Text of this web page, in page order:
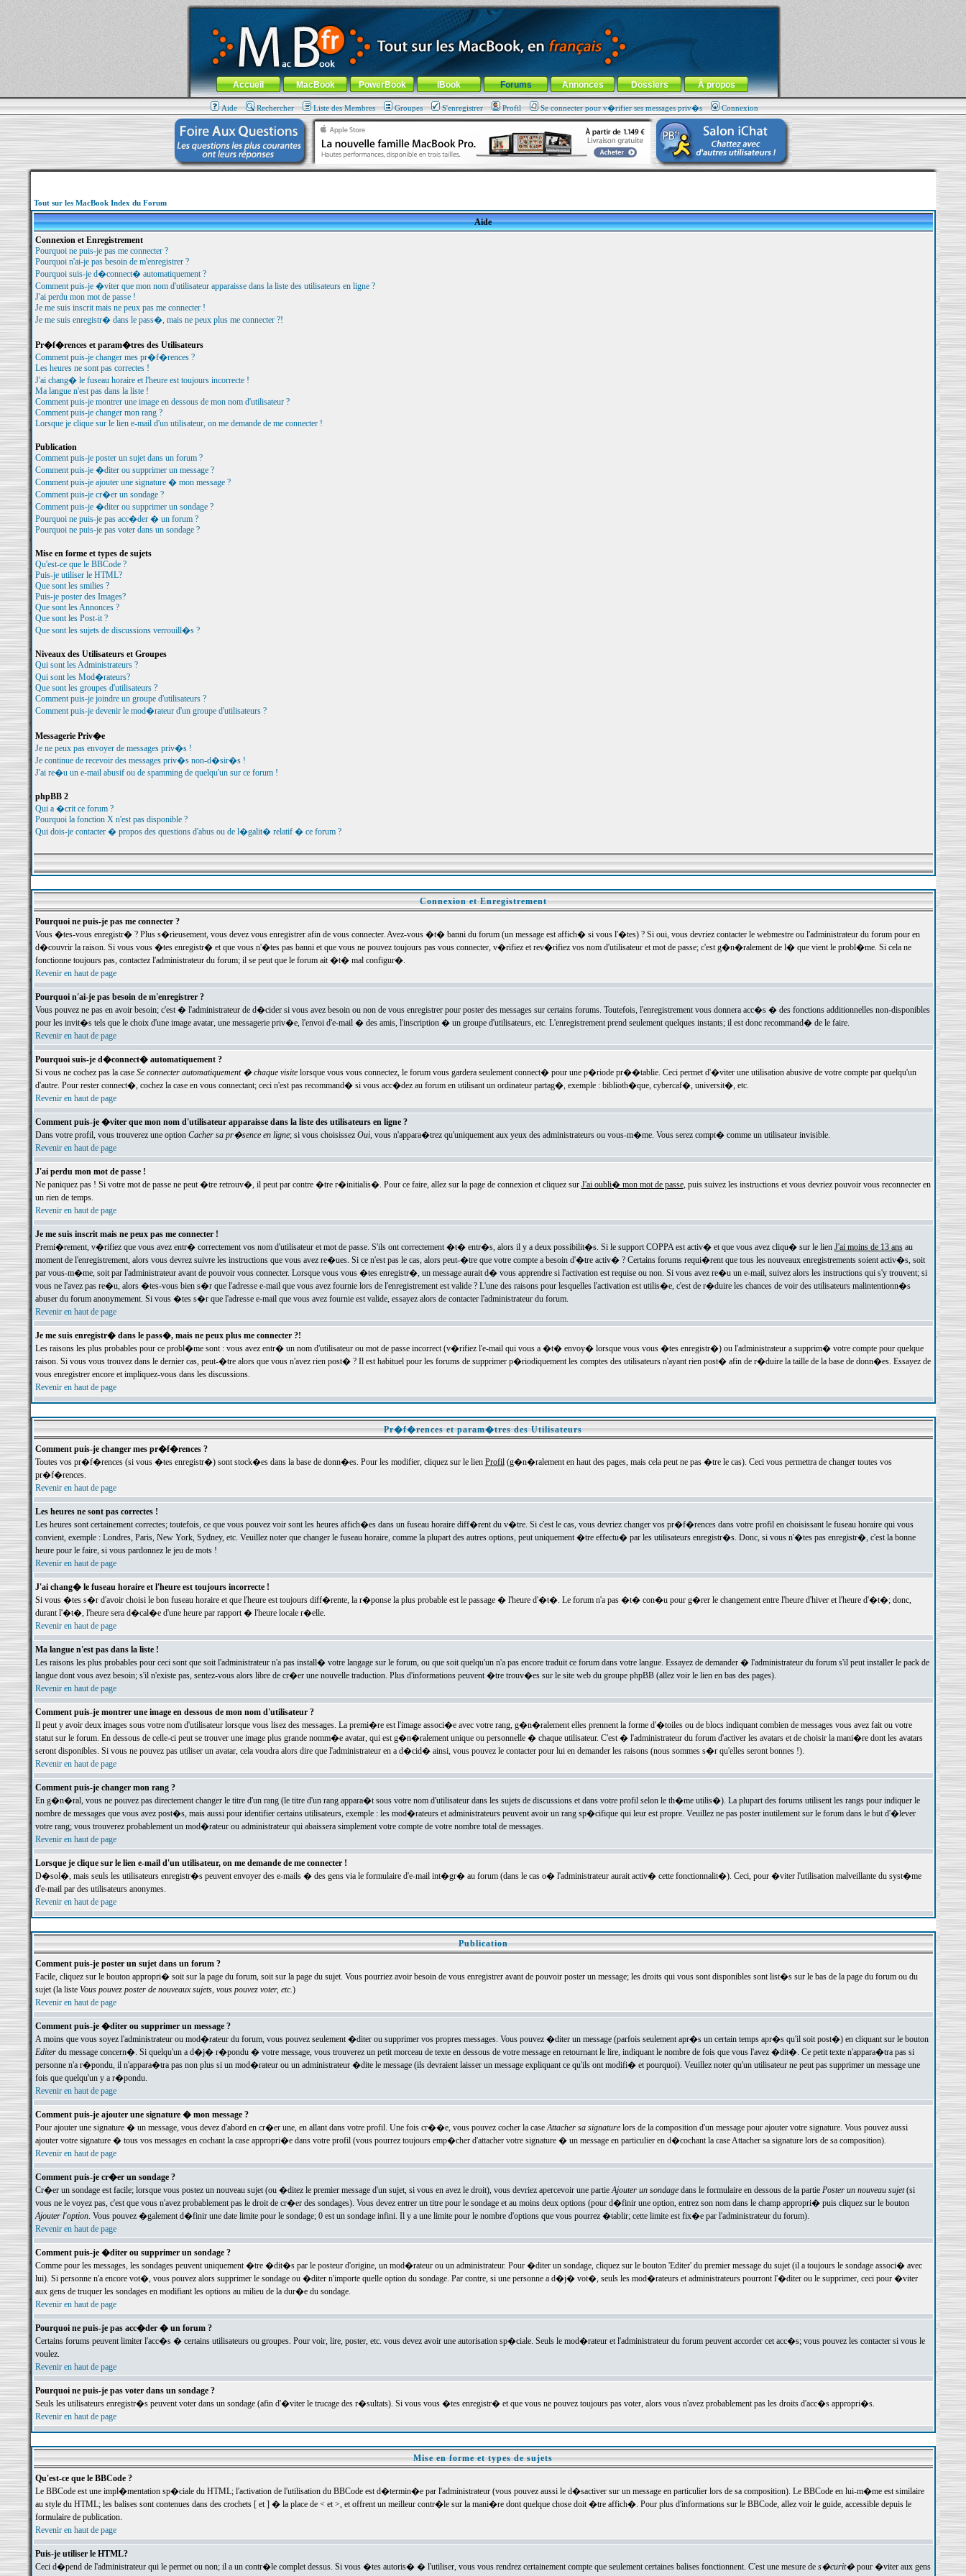
MacBook-fr.com : 100% Apple... 100% nomade !
Aller au contenu-Aller au menu général-Aller au menu de la rubrique
Menu général
Accueil MacBook PowerBook iBook Forums Annonces Dossiers À propos
Aide Rechercher Liste des Membres Groupes S'enregistrer Profil Se connecter pour v�rifier ses messages priv�s Connexion
Tout sur les MacBook Index du Forum
Aide
Connexion et Enregistrement
Pourquoi ne puis-je pas me connecter ?
Pourquoi n'ai-je pas besoin de m'enregistrer ?
Pourquoi suis-je d�connect� automatiquement ?
Comment puis-je �viter que mon nom d'utilisateur apparaisse dans la liste des utilisateurs en ligne ?
J'ai perdu mon mot de passe !
Je me suis inscrit mais ne peux pas me connecter !
Je me suis enregistr� dans le pass�, mais ne peux plus me connecter ?!
Pr�f�rences et param�tres des Utilisateurs
Comment puis-je changer mes pr�f�rences ?
Les heures ne sont pas correctes !
J'ai chang� le fuseau horaire et l'heure est toujours incorrecte !
Ma langue n'est pas dans la liste !
Comment puis-je montrer une image en dessous de mon nom d'utilisateur ?
Comment puis-je changer mon rang ?
Lorsque je clique sur le lien e-mail d'un utilisateur, on me demande de me connecter !
Publication
Comment puis-je poster un sujet dans un forum ?
Comment puis-je �diter ou supprimer un message ?
Comment puis-je ajouter une signature � mon message ?
Comment puis-je cr�er un sondage ?
Comment puis-je �diter ou supprimer un sondage ?
Pourquoi ne puis-je pas acc�der � un forum ?
Pourquoi ne puis-je pas voter dans un sondage ?
Mise en forme et types de sujets
Qu'est-ce que le BBCode ?
Puis-je utiliser le HTML?
Que sont les smilies ?
Puis-je poster des Images?
Que sont les Annonces ?
Que sont les Post-it ?
Que sont les sujets de discussions verrouill�s ?
Niveaux des Utilisateurs et Groupes
Qui sont les Administrateurs ?
Qui sont les Mod�rateurs?
Que sont les groupes d'utilisateurs ?
Comment puis-je joindre un groupe d'utilisateurs ?
Comment puis-je devenir le mod�rateur d'un groupe d'utilisateurs ?
Messagerie Priv�e
Je ne peux pas envoyer de messages priv�s !
Je continue de recevoir des messages priv�s non-d�sir�s !
J'ai re�u un e-mail abusif ou de spamming de quelqu'un sur ce forum !
phpBB 2
Qui a �crit ce forum ?
Pourquoi la fonction X n'est pas disponible ?
Qui dois-je contacter � propos des questions d'abus ou de l�galit� relatif � ce forum ?
Connexion et Enregistrement
Pourquoi ne puis-je pas me connecter ?
Vous �tes-vous enregistr� ? Plus s�rieusement, vous devez vous enregistrer afin de vous connecter. Avez-vous �t� banni du forum (un message est affich� si vous l'�tes) ? Si oui, vous devriez contacter le webmestre ou l'administrateur du forum pour en
d�couvrir la raison. Si vous vous �tes enregistr� et que vous n'�tes pas banni et que vous ne pouvez toujours pas vous connecter, v�rifiez et rev�rifiez vos nom d'utilisateur et mot de passe; c'est g�n�ralement de l� que vient le probl�me. Si cela ne
fonctionne toujours pas, contactez l'administrateur du forum; il se peut que le forum ait �t� mal configur�.
Revenir en haut de page
Pourquoi n'ai-je pas besoin de m'enregistrer ?
Vous pouvez ne pas en avoir besoin; c'est � l'administrateur de d�cider si vous avez besoin ou non de vous enregistrer pour poster des messages sur certains forums. Toutefois, l'enregistrement vous donnera acc�s � des fonctions additionnelles non-disponibles
pour les invit�s tels que le choix d'une image avatar, une messagerie priv�e, l'envoi d'e-mail � des amis, l'inscription � un groupe d'utilisateurs, etc. L'enregistrement prend seulement quelques instants; il est donc recommand� de le faire.
Revenir en haut de page
Pourquoi suis-je d�connect� automatiquement ?
Si vous ne cochez pas la case Se connecter automatiquement � chaque visitelorsque vous vous connectez, le forum vous gardera seulement connect� pour une p�riode pr��tablie. Ceci permet d'�viter une utilisation abusive de votre compte par quelqu'un
d'autre. Pour rester connect�, cochez la case en vous connectant; ceci n'est pas recommand� si vous acc�dez au forum en utilisant un ordinateur partag�, exemple : biblioth�que, cybercaf�, universit�, etc.
Revenir en haut de page
Comment puis-je �viter que mon nom d'utilisateur apparaisse dans la liste des utilisateurs en ligne ?
Dans votre profil, vous trouverez une option Cacher sa pr�sence en ligne; si vous choisissez Oui, vous n'appara�trez qu'uniquement aux yeux des administrateurs ou vous-m�me. Vous serez compt� comme un utilisateur invisible.
Revenir en haut de page
J'ai perdu mon mot de passe !
Ne paniquez pas ! Si votre mot de passe ne peut �tre retrouv�, il peut par contre �tre r�initialis�. Pour ce faire, allez sur la page de connexion et cliquez sur J'ai oubli� mon mot de passe, puis suivez les instructions et vous devriez pouvoir vous reconnecter en
un rien de temps.
Revenir en haut de page
Je me suis inscrit mais ne peux pas me connecter !
Premi�rement, v�rifiez que vous avez entr� correctement vos nom d'utilisateur et mot de passe. S'ils ont correctement �t� entr�s, alors il y a deux possibilit�s. Si le support COPPA est activ� et que vous avez cliqu� sur le lien J'ai moins de 13 ansau
moment de l'enregistrement, alors vous devrez suivre les instructions que vous avez re�ues. Si ce n'est pas le cas, alors peut-�tre que votre compte a besoin d'�tre activ� ? Certains forums requi�rent que tous les nouveaux enregistrements soient activ�s, soit
par vous-m�me, soit par l'administrateur avant de pouvoir vous connecter. Lorsque vous vous �tes enregistr�, un message aurait d� vous apprendre si l'activation est requise ou non. Si vous avez re�u un e-mail, suivez alors les instructions qui s'y trouvent; si
vous ne l'avez pas re�u, alors �tes-vous bien s�r que l'adresse e-mail que vous avez fournie lors de l'enregistrement est valide ? L'une des raisons pour lesquelles l'activation est utilis�e, c'est de r�duire les chances de voir des utilisateurs malintentionn�s
abuser du forum anonymement. Si vous �tes s�r que l'adresse e-mail que vous avez fournie est valide, essayez alors de contacter l'administrateur du forum.
Revenir en haut de page
Je me suis enregistr� dans le pass�, mais ne peux plus me connecter ?!
Les raisons les plus probables pour ce probl�me sont : vous avez entr� un nom d'utilisateur ou mot de passe incorrect (v�rifiez l'e-mail qui vous a �t� envoy� lorsque vous vous �tes enregistr�) ou l'administrateur a supprim� votre compte pour quelque
raison. Si vous vous trouvez dans le dernier cas, peut-�tre alors que vous n'avez rien post� ? Il est habituel pour les forums de supprimer p�riodiquement les comptes des utilisateurs n'ayant rien post� afin de r�duire la taille de la base de donn�es. Essayez de
vous enregistrer encore et impliquez-vous dans les discussions.
Revenir en haut de page
Pr�f�rences et param�tres des Utilisateurs
Comment puis-je changer mes pr�f�rences ?
Toutes vos pr�f�rences (si vous �tes enregistr�) sont stock�es dans la base de donn�es. Pour les modifier, cliquez sur le lien Profil(g�n�ralement en haut des pages, mais cela peut ne pas �tre le cas). Ceci vous permettra de changer toutes vos
pr�f�rences.
Revenir en haut de page
Les heures ne sont pas correctes !
Les heures sont certainement correctes; toutefois, ce que vous pouvez voir sont les heures affich�es dans un fuseau horaire diff�rent du v�tre. Si c'est le cas, vous devriez changer vos pr�f�rences dans votre profil en choisissant le fuseau horaire qui vous
convient, exemple : Londres, Paris, New York, Sydney, etc. Veuillez noter que changer le fuseau horaire, comme la plupart des autres options, peut uniquement �tre effectu� par les utilisateurs enregistr�s. Donc, si vous n'�tes pas enregistr�, c'est la bonne
heure pour le faire, si vous pardonnez le jeu de mots !
Revenir en haut de page
J'ai chang� le fuseau horaire et l'heure est toujours incorrecte !
Si vous �tes s�r d'avoir choisi le bon fuseau horaire et que l'heure est toujours diff�rente, la r�ponse la plus probable est le passage � l'heure d'�t�. Le forum n'a pas �t� con�u pour g�rer le changement entre l'heure d'hiver et l'heure d'�t�; donc,
durant l'�t�, l'heure sera d�cal�e d'une heure par rapport � l'heure locale r�elle.
Revenir en haut de page
Ma langue n'est pas dans la liste !
Les raisons les plus probables pour ceci sont que soit l'administrateur n'a pas install� votre langage sur le forum, ou que soit quelqu'un n'a pas encore traduit ce forum dans votre langue. Essayez de demander � l'administrateur du forum s'il peut installer le pack de
langue dont vous avez besoin; s'il n'existe pas, sentez-vous alors libre de cr�er une nouvelle traduction. Plus d'informations peuvent �tre trouv�es sur le site web du groupe phpBB (allez voir le lien en bas des pages).
Revenir en haut de page
Comment puis-je montrer une image en dessous de mon nom d'utilisateur ?
Il peut y avoir deux images sous votre nom d'utilisateur lorsque vous lisez des messages. La premi�re est l'image associ�e avec votre rang, g�n�ralement elles prennent la forme d'�toiles ou de blocs indiquant combien de messages vous avez fait ou votre
statut sur le forum. En dessous de celle-ci peut se trouver une image plus grande nomm�e avatar, qui est g�n�ralement unique ou personnelle � chaque utilisateur. C'est � l'administrateur du forum d'activer les avatars et de choisir la mani�re dont les avatars
seront disponibles. Si vous ne pouvez pas utiliser un avatar, cela voudra alors dire que l'administrateur en a d�cid� ainsi, vous pouvez le contacter pour lui en demander les raisons (nous sommes s�r qu'elles seront bonnes !).
Revenir en haut de page
Comment puis-je changer mon rang ?
En g�n�ral, vous ne pouvez pas directement changer le titre d'un rang (le titre d'un rang appara�t sous votre nom d'utilisateur dans les sujets de discussions et dans votre profil selon le th�me utilis�). La plupart des forums utilisent les rangs pour indiquer le
nombre de messages que vous avez post�s, mais aussi pour identifier certains utilisateurs, exemple : les mod�rateurs et administrateurs peuvent avoir un rang sp�cifique qui leur est propre. Veuillez ne pas poster inutilement sur le forum dans le but d'�lever
votre rang; vous trouverez probablement un mod�rateur ou administrateur qui abaissera simplement votre compte de votre nombre total de messages.
Revenir en haut de page
Lorsque je clique sur le lien e-mail d'un utilisateur, on me demande de me connecter !
D�sol�, mais seuls les utilisateurs enregistr�s peuvent envoyer des e-mails � des gens via le formulaire d'e-mail int�gr� au forum (dans le cas o� l'administrateur aurait activ� cette fonctionnalit�). Ceci, pour �viter l'utilisation malveillante du syst�me
d'e-mail par des utilisateurs anonymes.
Revenir en haut de page
Publication
Comment puis-je poster un sujet dans un forum ?
Facile, cliquez sur le bouton appropri� soit sur la page du forum, soit sur la page du sujet. Vous pourriez avoir besoin de vous enregistrer avant de pouvoir poster un message; les droits qui vous sont disponibles sont list�s sur le bas de la page du forum ou du
sujet (la liste Vous pouvez poster de nouveaux sujets, vous pouvez voter, etc.)
Revenir en haut de page
Comment puis-je �diter ou supprimer un message ?
A moins que vous soyez l'administrateur ou mod�rateur du forum, vous pouvez seulement �diter ou supprimer vos propres messages. Vous pouvez �diter un message (parfois seulement apr�s un certain temps apr�s qu'il soit post�) en cliquant sur le bouton
Editerdu message concern�. Si quelqu'un a d�j� r�pondu � votre message, vous trouverez un petit morceau de texte en dessous de votre message en retournant le lire, indiquant le nombre de fois que vous l'avez �dit�. Ce petit texte n'appara�tra pas si
personne n'a r�pondu, il n'appara�tra pas non plus si un mod�rateur ou un administrateur �dite le message (ils devraient laisser un message expliquant ce qu'ils ont modifi� et pourquoi). Veuillez noter qu'un utilisateur ne peut pas supprimer un message une
fois que quelqu'un y a r�pondu.
Revenir en haut de page
Comment puis-je ajouter une signature � mon message ?
Pour ajouter une signature � un message, vous devez d'abord en cr�er une, en allant dans votre profil. Une fois cr��e, vous pouvez cocher la caseAttacher sa signaturelors de la composition d'un message pour ajouter votre signature. Vous pouvez aussi
ajouter votre signature � tous vos messages en cochant la case appropri�e dans votre profil (vous pourrez toujours emp�cher d'attacher votre signature � un message en particulier en d�cochant la case Attacher sa signature lors de sa composition).
Revenir en haut de page
Comment puis-je cr�er un sondage ?
Cr�er un sondage est facile; lorsque vous postez un nouveau sujet (ou �ditez le premier message d'un sujet, si vous en avez le droit), vous devriez apercevoir une partieAjouter un sondagedans le formulaire en dessous de la partie Poster un nouveau sujet(si
vous ne le voyez pas, c'est que vous n'avez probablement pas le droit de cr�er des sondages). Vous devez entrer un titre pour le sondage et au moins deux options (pour d�finir une option, entrez son nom dans le champ appropri� puis cliquez sur le bouton
Ajouter l'option. Vous pouvez �galement d�finir une date limite pour le sondage; 0 est un sondage infini. Il y a une limite pour le nombre d'options que vous pourrez �tablir; cette limite est fix�e par l'administrateur du forum).
Revenir en haut de page
Comment puis-je �diter ou supprimer un sondage ?
Comme pour les messages, les sondages peuvent uniquement �tre �dit�s par le posteur d'origine, un mod�rateur ou un administrateur. Pour �diter un sondage, cliquez sur le bouton 'Editer' du premier message du sujet (il a toujours le sondage associ� avec
lui). Si personne n'a encore vot�, vous pouvez alors supprimer le sondage ou �diter n'importe quelle option du sondage. Par contre, si une personne a d�j� vot�, seuls les mod�rateurs et administrateurs pourront l'�diter ou le supprimer, ceci pour �viter
aux gens de truquer les sondages en modifiant les options au milieu de la dur�e du sondage.
Revenir en haut de page
Pourquoi ne puis-je pas acc�der � un forum ?
Certains forums peuvent limiter l'acc�s � certains utilisateurs ou groupes. Pour voir, lire, poster, etc. vous devez avoir une autorisation sp�ciale. Seuls le mod�rateur et l'administrateur du forum peuvent accorder cet acc�s; vous pouvez les contacter si vous le
voulez.
Revenir en haut de page
Pourquoi ne puis-je pas voter dans un sondage ?
Seuls les utilisateurs enregistr�s peuvent voter dans un sondage (afin d'�viter le trucage des r�sultats). Si vous vous �tes enregistr� et que vous ne pouvez toujours pas voter, alors vous n'avez probablement pas les droits d'acc�s appropri�s.
Revenir en haut de page
Mise en forme et types de sujets
Qu'est-ce que le BBCode ?
Le BBCode est une impl�mentation sp�ciale du HTML; l'activation de l'utilisation du BBCode est d�termin�e par l'administrateur (vous pouvez aussi le d�sactiver sur un message en particulier lors de sa composition). Le BBCode en lui-m�me est similaire
au style du HTML; les balises sont contenues dans des crochets [ et ] � la place de < et >, et offrent un meilleur contr�le sur la mani�re dont quelque chose doit �tre affich�. Pour plus d'informations sur le BBCode, allez voir le guide, accessible depuis le
formulaire de publication.
Revenir en haut de page
Puis-je utiliser le HTML?
Ceci d�pend de l'administrateur qui le permet ou non; il a un contr�le complet dessus. Si vous �tes autoris� � l'utiliser, vous vous rendrez certainement compte que seulement certaines balises fonctionnent. C'est une mesure de s�curit�pour �viter aux gens